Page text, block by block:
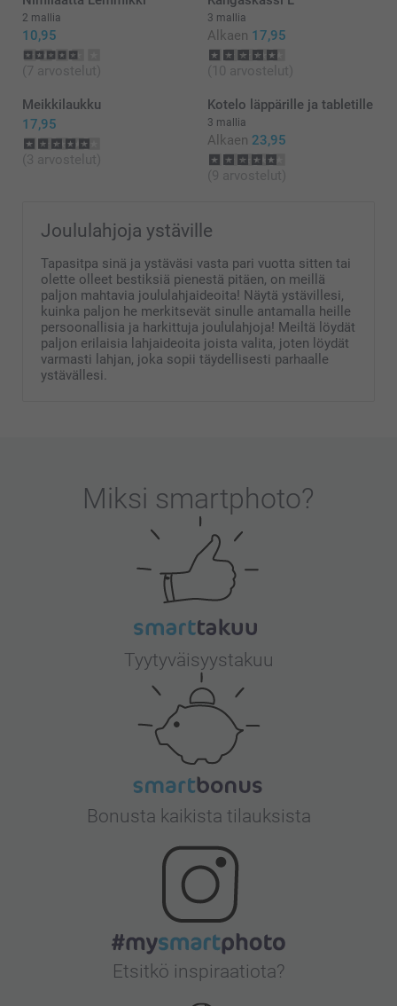
2 mallia
10,95
(7 arvostelut)
3 mallia
Alkaen 17,95
(10 arvostelut)
Meikkilaukku
17,95
(3 arvostelut)
Kotelo läppärille ja tabletille
3 mallia
Alkaen 23,95
(9 arvostelut)
Joululahjoja ystäville
Tapasitpa sinä ja ystäväsi vasta pari vuotta sitten tai
olette olleet bestiksiä pienestä pitäen, on meillä
paljon mahtavia joululahjaideoita! Näytä ystävillesi,
kuinka paljon he merkitsevät sinulle antamalla heille
persoonallisia ja harkittuja joululahjoja! Meiltä löydät
paljon erilaisia ​​lahjaideoita joista valita, joten löydät
varmasti lahjan, joka sopii täydellisesti parhaalle
ystävällesi.
Miksi smartphoto?
Tyytyväisyystakuu
Bonusta kaikista tilauksista
Etsitkö inspiraatiota?